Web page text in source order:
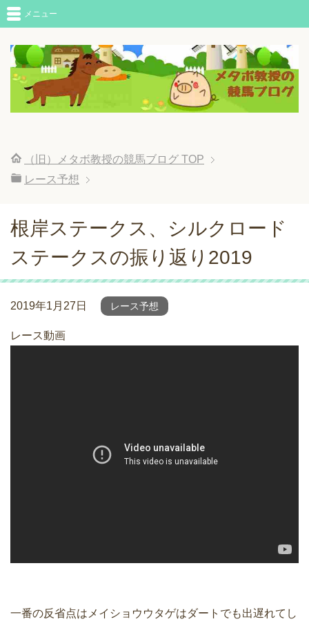
メニュー
（旧）メタボ教授の競馬ブログ TOP
レース予想
根岸ステークス、シルクロード
ステークスの振り返り2019
2019年1月27日 レース予想
レース動画
一番の反省点はメイショウウタゲはダートでも出遅れてし